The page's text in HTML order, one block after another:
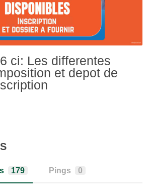
ci: Les differentes
et depot de
179 Pings 0